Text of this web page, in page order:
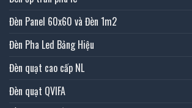
Đèn Panel 60x60 và Đèn 1m2
Đèn Pha Led Bảng Hiệu
Đèn quạt cao cấp NL
Đèn quạt QVIFA